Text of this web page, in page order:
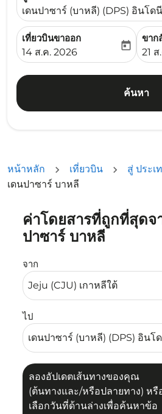
เดนปาซาร์ (บาหลี) (DPS) อินโด
เที่ยวบินขาออก
fc-booking-departure-date-
14 ส.ค. 2026
today
ขาก
fc-
21
ค้นหา
หน้าหลัก เที่ยวบิน สู่ ประเ
เดนปาซาร์ บาหลี
ค่าโดยสารที่ถูกที่สุดจ
ปาซาร์ บาหลี
จาก
ไป
ลองอัปเดตเส้นทางของคุณ
(ต้นทางและ/หรือปลายทาง) หรื
เลือกวันที่ด้านล่างเพื่อค้นหาข้อ
ลองอัปเดตเส้นทางของคุณ (ต้น